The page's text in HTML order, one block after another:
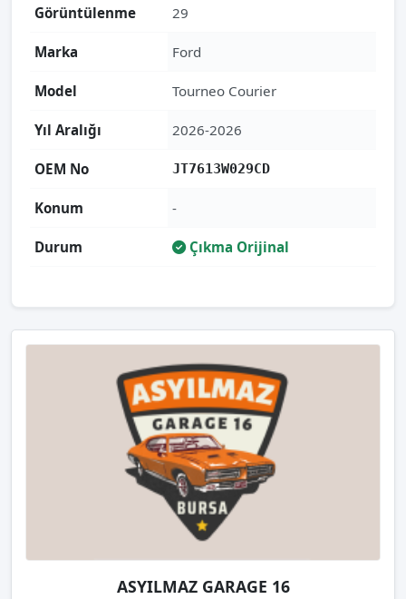
Görüntülenme 29
Marka Ford
Model Tourneo Courier
Yıl Aralığı 2026-2026
OEM No JT7613W029CD
Konum -
Durum Çıkma Orijinal
ASYILMAZ GARAGE 16